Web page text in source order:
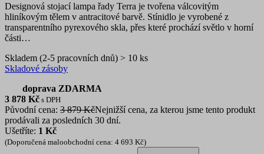
Designová stojací lampa řady Terra je tvořena válcovitým
hliníkovým tělem v antracitové barvě. Stínidlo je vyrobené z
transparentního pyrexového skla, přes které prochází světlo v horní
části…
Skladem (2-5 pracovních dnů) > 10 ks
Skladové zásoby
doprava ZDARMA
3 878 Kč s DPH
Původní cena: 3 879 KčNejnižší cena, za kterou jsme tento produkt
prodávali za posledních 30 dní.
Ušetříte: 1 Kč
(Doporučená maloobchodní cena: 4 693 Kč)